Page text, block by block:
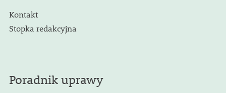
Kontakt
Stopka redakcyjna
Poradnik uprawy